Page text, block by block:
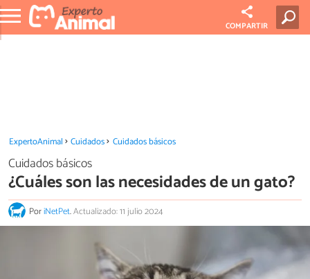
COMPARTIR
ExpertoAnimal Cuidados Cuidados básicos
Cuidados básicos
¿Cuáles son las necesidades de un gato?
PoriNetPet.Actualizado: 11 julio 2024